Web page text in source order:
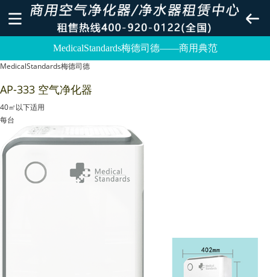
MedicalStandards梅德司德——商用典范
MedicalStandards梅德司德
AP-333 空气净化器
40㎡以下适用
每台